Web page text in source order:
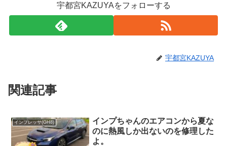
宇都宮KAZUYAをフォローする
宇都宮KAZUYA
関連記事
インプレッサ(GH8)
インプちゃんのエアコンから夏な
のに熱風しか出ないのを修理した
よ。